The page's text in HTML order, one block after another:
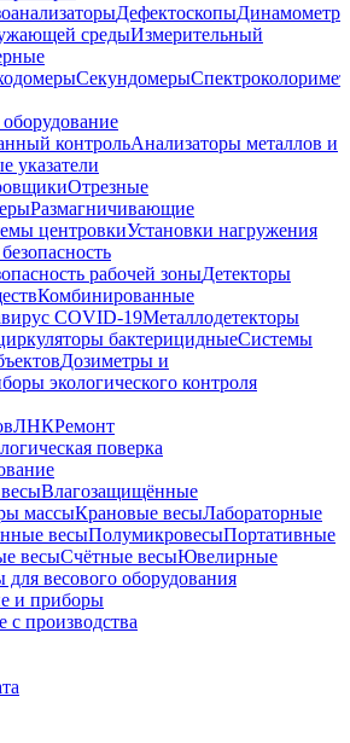
Дефектоскопы
средыИзмерительный
Секундомеры
контрольАнализаторы металлов и
указатели
Отрезные
Размагничивающие
центровкиУстановки нагружения
рабочей зоныДетекторы
Комбинированные
COVID-19Металлодетекторы
бактерицидныеСистемы
Дозиметры и
экологического контроля
ЛНКРемонт
поверка
Влагозащищённые
массыКрановые весыЛабораторные
весыПолумикровесыПортативные
весыСчётные весыЮвелирные
для весового оборудования
и приборы
производства